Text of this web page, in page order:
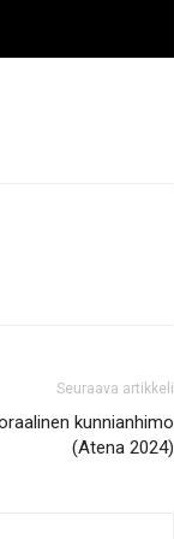
Seuraava artikkeli
kunnianhimo
(Atena 2024)